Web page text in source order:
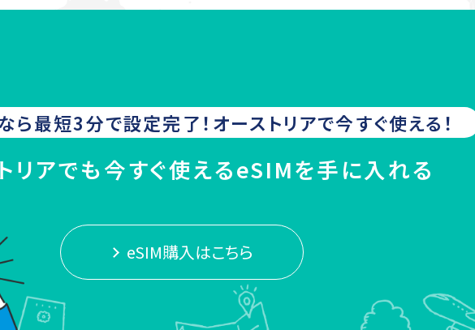
ら最短3分で設定完了！ オーストリアで今すぐ使える！
リアでも今すぐ使えるeSIMを手に入れる
eSIM購入はこちら